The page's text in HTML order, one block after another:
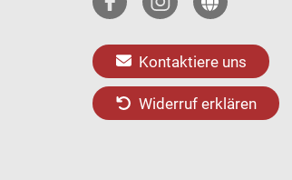
Kontaktiere uns
Widerruf erklären